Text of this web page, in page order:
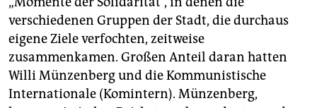
verschiedenen Gruppen der Stadt, die durchaus
eigene Ziele verfochten, zeitweise
zusammenkamen. Großen Anteil daran hatten
Willi Münzenberg und die Kommunistische
Internationale (Komintern). Münzenberg,